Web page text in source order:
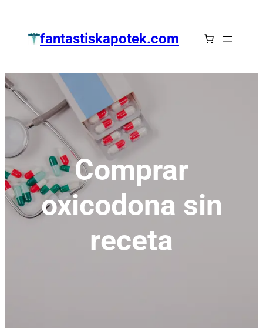
springenfantastiskapotek.com
Comprar
oxicodona sin
receta